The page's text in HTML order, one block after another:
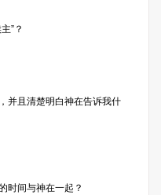
”？
并且清楚明白神在告诉我什
时间与神在一起？